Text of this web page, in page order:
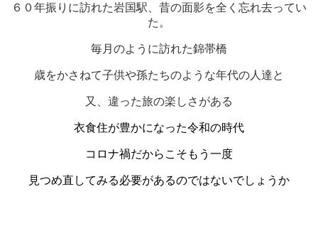
６０年振りに訪れた岩国駅、昔の面影を全く忘れ去ってい
た。
毎月のように訪れた錦帯橋
歳をかさねて子供や孫たちのような年代の人達と
又、違った旅の楽しさがある
衣食住が豊かになった令和の時代
コロナ禍だからこそもう一度
見つめ直してみる必要があるのではないでしょうか